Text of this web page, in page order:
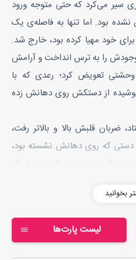
سیر می‌کرد که حتی متوجه ورود
بود. اما تنها به فاصله‌ی یک
خود مهیا کرده بود، خارج شد.
را به ترس انداخت و آرامش
تعویض کرد؛ رعدی که با
از دستکش روی دهانش زده
ضربان قلبش بالا و بالاتر رفت،
دستی که روی دهانش نشسته بود،
به تقلای او برای رهایی با
حبس شده در دستانش، نوک بینی
در حرکتِ دخترک مماس قرار داد و
بخوانید
لیست پارت‌ها